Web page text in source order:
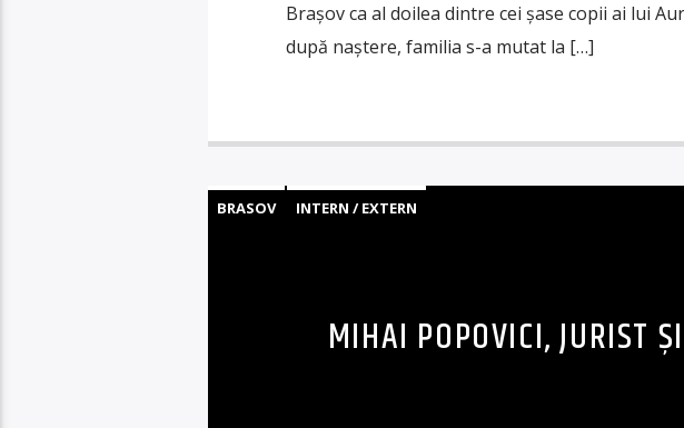
Brașov ca al doilea dintre cei șase copii ai lui
după naștere, familia s-a mutat la […]
BRASOV INTERN / EXTERN
MIHAI POPOVICI, JURIST